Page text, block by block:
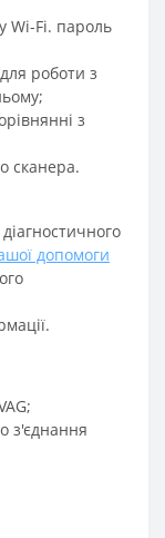
Wi-Fi. пароль
роботи з
з
сканера.
допомоги
з'єднання